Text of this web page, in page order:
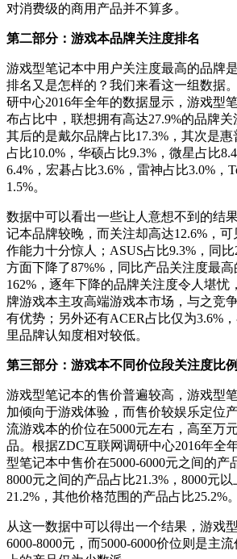
对消费级的商用产品并不算多。
第二部分：游戏本品牌关注度排名
游戏型笔记本中用户关注度最高的品牌
排名又是怎样的？我们来看这一组数据
研中心2016年全年的数据显示，游戏型
布占比中，联想拥有高达27.9%的品牌
其后的是戴尔品牌占比17.3%，其次是惠
占比10.0%，华硕占比9.3%，微星占比
6.4%，宏碁占比3.6%，雷神占比3.0%，
1.5%。
数据中可以看出一些让人意想不到的结
记本品牌较晚，而关注却高达12.6%，
作能力十分惊人；ASUS占比9.3%，同
方面下降了87%%，同比产品关注度最高
162%，逐年下降的品牌关注度令人堪忧
牌游戏本主攻高端游戏本市场，与之竞
有优势；另外还有ACER占比仅为3.6%，
里品牌认知度相对较低。
第三部分：游戏本不同价位段关注度比例
游戏型笔记本的售价普遍较高，游戏型
加倾向于游戏体验，而售价较娱乐定位
流游戏本的价位在5000元左右，高至万
品。根据ZDC互联网调研中心2016年全
型笔记本中售价在5000-6000元之间的产
8000元之间的产品占比21.3%，8000元
21.2%，其他价格范围的产品占比25.2%。
从这一数据中可以得出一个结果，游戏
6000-8000元，而5000-6000价位则是主